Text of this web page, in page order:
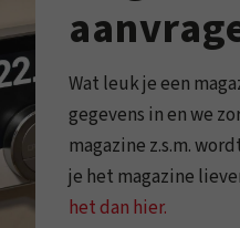
Wat leuk je een
gegevens in en we
magazine z.s.m.
je het magazine
het dan hier.